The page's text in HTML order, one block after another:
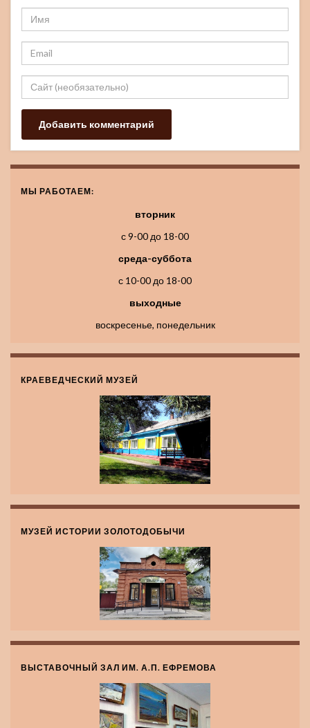
МЫ РАБОТАЕМ:
вторник
с 9-00 до 18-00
среда-суббота
с 10-00 до 18-00
выходные
воскресенье, понедельник
КРАЕВЕДЧЕСКИЙ МУЗЕЙ
МУЗЕЙ ИСТОРИИ ЗОЛОТОДОБЫЧИ
ВЫСТАВОЧНЫЙ ЗАЛ ИМ. А.П. ЕФРЕМОВА